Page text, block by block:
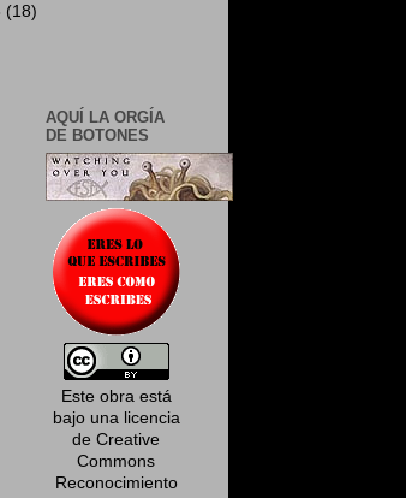
(18)
AQUÍ LA ORGÍA
DE BOTONES
Este obra está
bajo una licencia
de Creative
Commons
Reconocimiento